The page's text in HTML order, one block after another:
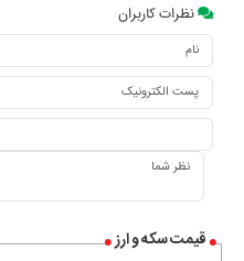
قیمت سکه و ارز
نظرات کاربران